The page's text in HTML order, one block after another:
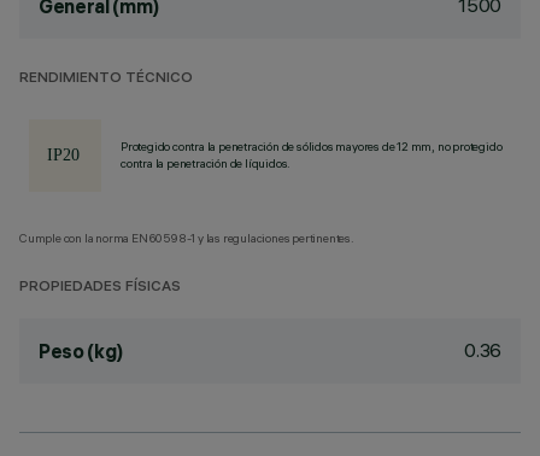
General (mm) 1500
RENDIMIENTO TÉCNICO
Protegido contra la penetración de sólidos mayores de 12 mm, no protegido
contra la penetración de líquidos.
Cumple con la norma EN60598-1 y las regulaciones pertinentes.
PROPIEDADES FÍSICAS
Peso (kg) 0.36